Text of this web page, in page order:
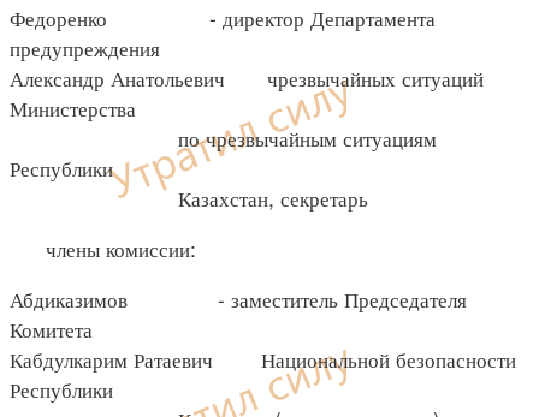
Федоренко - директор Департамента
предупреждения
Александр Анатольевич чрезвычайных ситуаций
Министерства
по чрезвычайным ситуациям
Республики
Казахстан, секретарь
члены комиссии:
Абдиказимов - заместитель Председателя
Комитета
Кабдулкарим Ратаевич Национальной безопасности
Республики